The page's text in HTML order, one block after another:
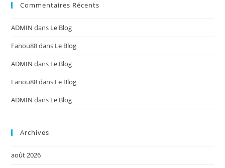
Commentaires Récents
ADMIN dans Le Blog
Fanou88dans Le Blog
ADMIN dans Le Blog
Fanou88dans Le Blog
ADMIN dans Le Blog
Archives
août 2026